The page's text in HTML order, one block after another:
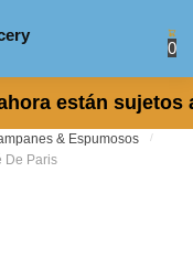
0
están
& Espumosos /
De Paris